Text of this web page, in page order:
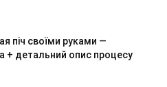
піч своїми руками —
+ детальний опис процесу